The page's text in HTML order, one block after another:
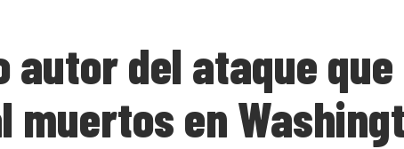
del ataque
muertos en